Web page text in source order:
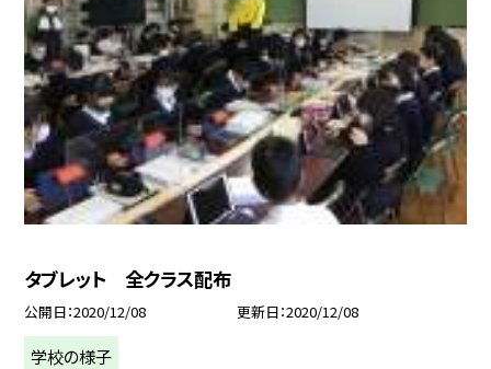
タブレット 全クラス配布
公開日 2020/12/08 更新日 2020/12/08
学校の様子